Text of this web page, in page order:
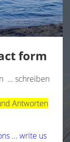
form
... schreiben
Antworten
... write us